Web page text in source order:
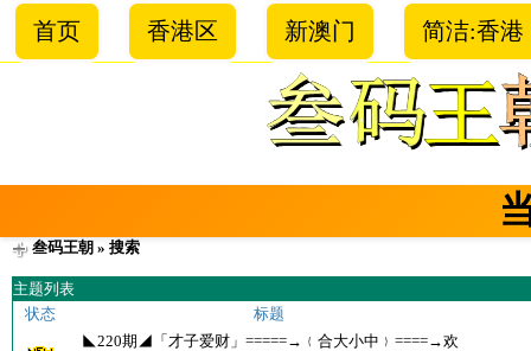
首页 香港区 新澳门 简洁:香港
叁码王朝 » 搜索
主题列表
状态
标题
◣220期◢「才子爱财」=====→﹛合大小中﹜====→欢